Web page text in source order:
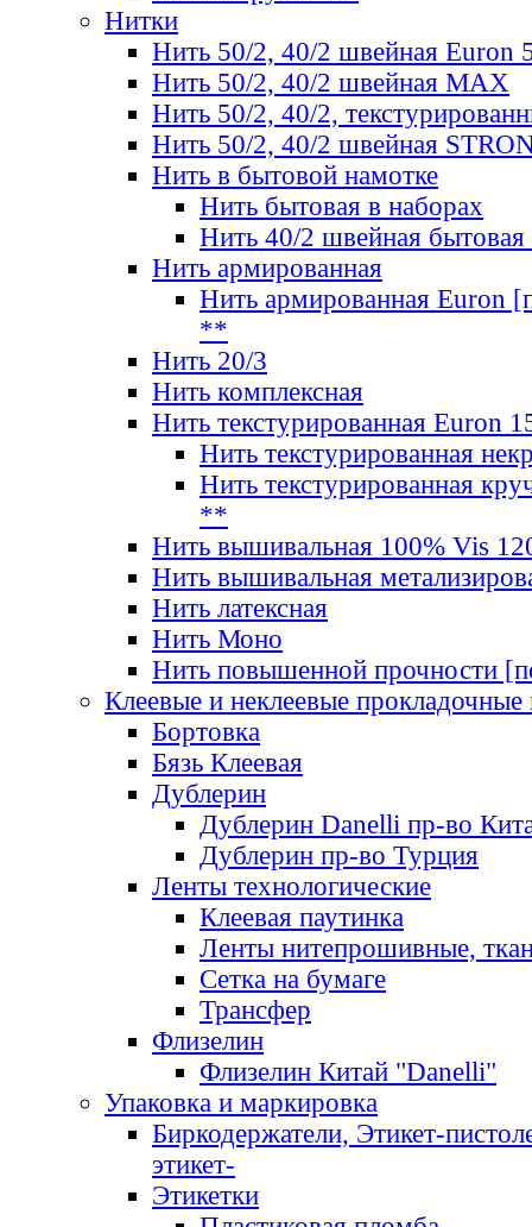
Нитки
Нить 50/2, 40/2 швейная Euron
Нить 50/2, 40/2 швейная МАХ
Нить 50/2, 40/2,
Нить 50/2, 40/2 швейная
Нить в бытовой намотке
Нить бытовая в наборах
Нить 40/2 швейная бытовая
Нить армированная
Нить армированная Euron
**
Нить 20/3
Нить комплексная
Нить текстурированная Euron
Нить текстурированная
Нить текстурированная
**
Нить вышивальная 100% Vis
Нить вышивальная
Нить латексная
Нить Моно
Нить повышенной прочности
Клеевые и неклеевые прокладочные
Бортовка
Бязь Клеевая
Дублерин
Дублерин Danelli пр-во
Дублерин пр-во Турция
Ленты технологические
Клеевая паутинка
Ленты нитепрошивные,
Сетка на бумаге
Трансфер
Флизелин
Флизелин Китай "Danelli"
Упаковка и маркировка
Биркодержатели, Этикет-
этикет-
Этикетки